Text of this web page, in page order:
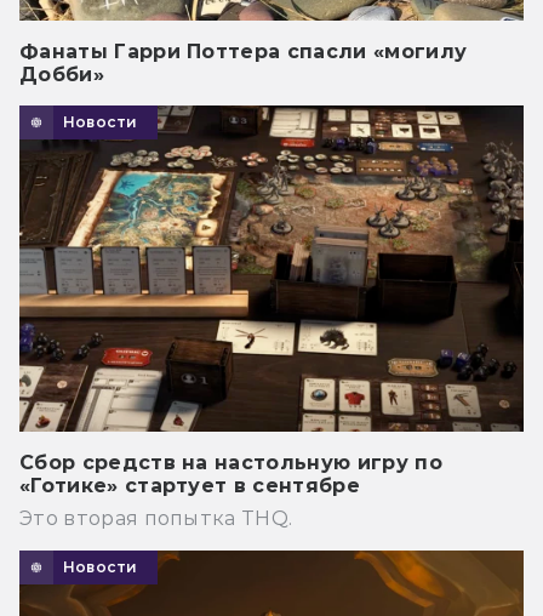
Фанаты Гарри Поттера спасли «могилу
Добби»
Новости
Сбор средств на настольную игру по
«Готике» стартует в сентябре
Это вторая попытка THQ.
Новости